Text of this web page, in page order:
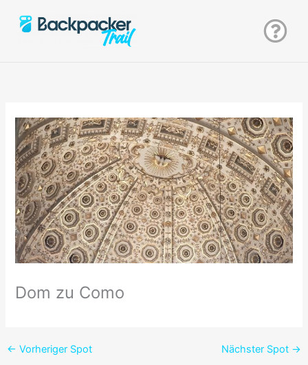
Inhalt
springen
Dom zu Como
← Vorheriger Spot Nächster Spot →